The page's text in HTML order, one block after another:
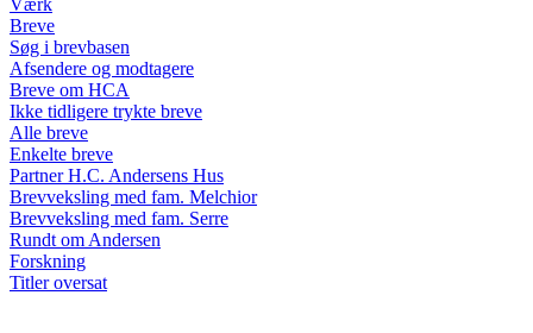
Breve
Søg i brevbasen
Afsendere og modtagere
Breve om HCA
Ikke tidligere trykte breve
Alle breve
Enkelte breve
Partner H.C. Andersens Hus
Brevveksling med fam. Melchior
Brevveksling med fam. Serre
Rundt om Andersen
Forskning
Titler oversat